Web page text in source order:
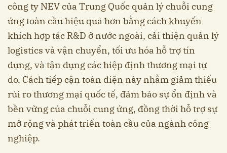
công ty NEV của Trung Quốc quản lý chuỗi cung
ứng toàn cầu hiệu quả hơn bằng cách khuyến
khích hợp tác R&D ở nước ngoài, cải thiện quản lý
logistics và vận chuyển, tối ưu hóa hỗ trợ tín
dụng, và tận dụng các hiệp định thương mại tự
do. Cách tiếp cận toàn diện này nhằm giảm thiểu
rủi ro thương mại quốc tế, đảm bảo sự ổn định và
bền vững của chuỗi cung ứng, đồng thời hỗ trợ sự
mở rộng và phát triển toàn cầu của ngành công
nghiệp.